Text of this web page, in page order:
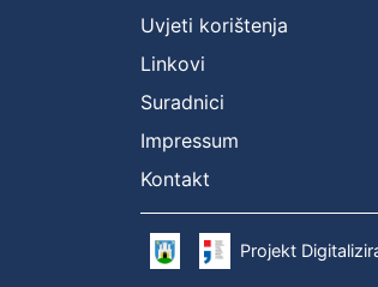
Uvjeti korištenja
Linkovi
Suradnici
Impressum
Kontakt
Projekt